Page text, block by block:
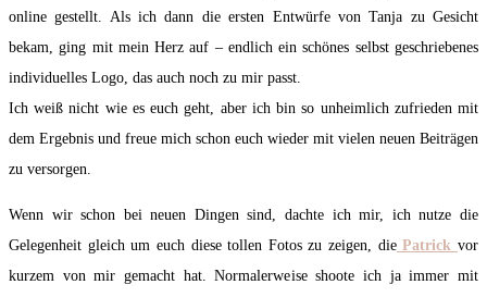
online gestellt. Als ich dann die ersten Entwürfe von Tanja zu Gesicht
bekam, ging mit mein Herz auf – endlich ein schönes selbst geschriebenes
individuelles Logo, das auch noch zu mir passt.
Ich weiß nicht wie es euch geht, aber ich bin so unheimlich zufrieden mit
dem Ergebnis und freue mich schon euch wieder mit vielen neuen Beiträgen
zu versorgen.
Wenn wir schon bei neuen Dingen sind, dachte ich mir, ich nutze die
Gelegenheit gleich um euch diese tollen Fotos zu zeigen, diePatrickvor
kurzem von mir gemacht hat. Normalerweise shoote ich ja immer mit